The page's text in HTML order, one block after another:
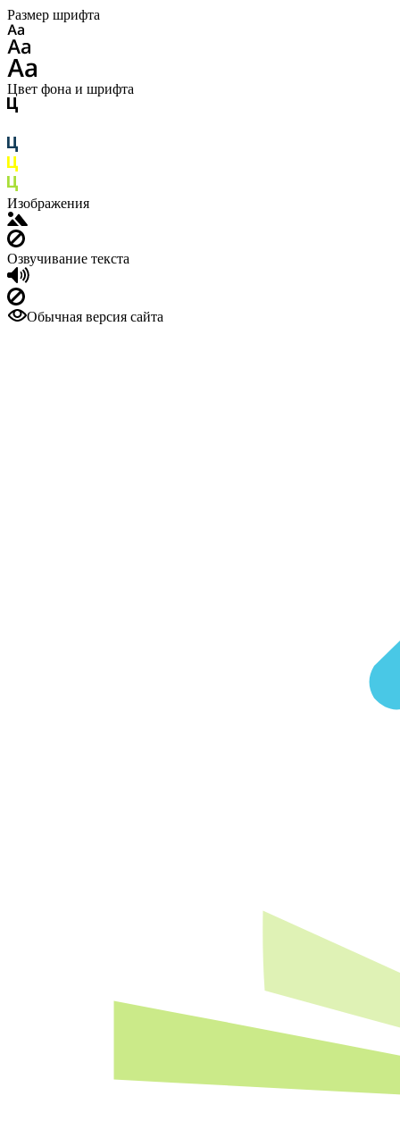
Размер шрифта
Цвет фона и шрифта
Изображения
Озвучивание текста
Обычная версия сайта